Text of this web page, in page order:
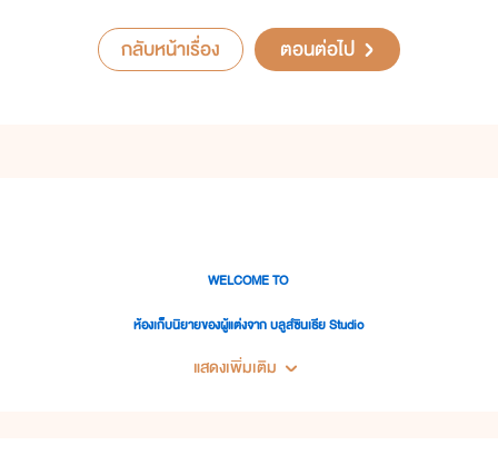
กลับหน้าเรื่อง ตอนต่อไป
WELCOME TO
ห้องเก็บนิยายของผู้แต่งจาก บลูส์ซินเธีย Studio
นิยายในห้องนี้อาจจะถูกวางปะปนกัน แต่ก็อยากให้มีสักเล่มที่ถูกค้นพบ หวังว่าจะมีเล่มไหนถูกใจคุณรี๊ดนะคะ
แสดงเพิ่มเติม